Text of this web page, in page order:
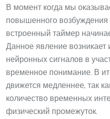
В момент когда мы
повышенного возбуждения
встроенный таймер
Данное явление возникает
нейронных сигналов в
временное понимание. В
движется медленнее, так
количество временных
физический промежуток.